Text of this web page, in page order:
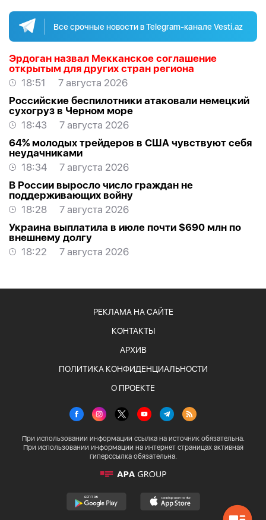
Все срочные новости в Telegram-канале Vesti.az
Эрдоган назвал Мекканское соглашение
открытым для других стран региона
18:51
7 августа 2026
Российские беспилотники атаковали немецкий
сухогруз в Черном море
18:43
7 августа 2026
64% молодых трейдеров в США чувствуют себя
неудачниками
18:34
7 августа 2026
В России выросло число граждан не
поддерживающих войну
18:28
7 августа 2026
Украина выплатила в июле почти $690 млн по
внешнему долгу
18:22
7 августа 2026
РЕКЛАМА НА САЙТЕ
КОНТАКТЫ
АРХИВ
ПОЛИТИКА КОНФИДЕНЦИАЛЬНОСТИ
О ПРОЕКТЕ
При использовании информации ссылка на источник обязательна.
При использовании информации на интернет страницах активная
гиперссылка обязательна.